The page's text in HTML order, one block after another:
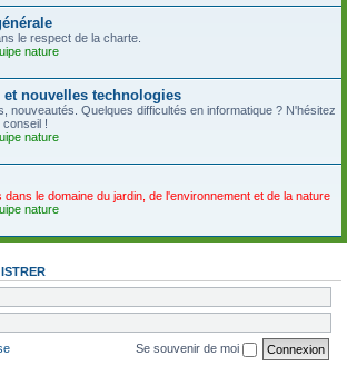
le respect de la charte.
nature
et nouvelles technologies
nouveautés. Quelques difficultés en informatique ? N'hésitez
!
nature
le domaine du jardin, de l'environnement et de la nature
nature
Se souvenir de moi